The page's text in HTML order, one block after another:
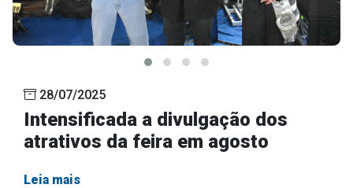
28/07/2025
Intensificada a divulgação dos
atrativos da feira em agosto
Leia mais